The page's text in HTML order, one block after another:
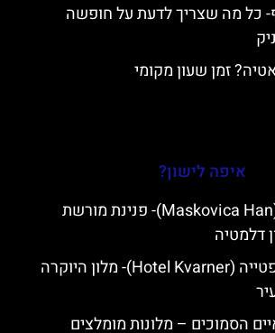
כל מה שצריך לדעת על חופשה
זמן שעון מקומי
איפה לישון?
מסקוביצה האן (Maskovica Han)- פנינת מורשת
דלמטיה
מלון קוורנר באופטייה (Hotel Kvarner)- מלון היוקרה